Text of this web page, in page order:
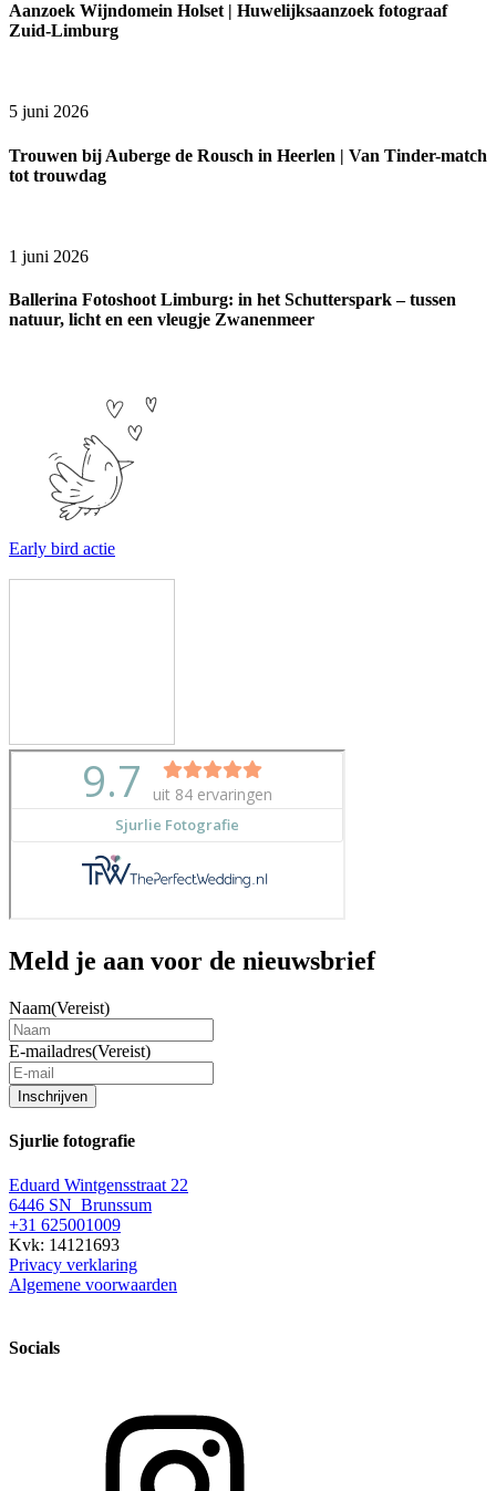
Aanzoek Wijndomein Holset | Huwelijksaanzoek fotograaf
Zuid-Limburg
5 juni 2026
Trouwen bij Auberge de Rousch in Heerlen | Van Tinder-match
tot trouwdag
1 juni 2026
Ballerina Fotoshoot Limburg: in het Schutterspark – tussen
natuur, licht en een vleugje Zwanenmeer
Early bird actie
Meld je aan voor de nieuwsbrief
Naam(Vereist)
E-mailadres(Vereist)
Inschrijven
Sjurlie fotografie
Eduard Wintgensstraat 22
6446 SN Brunssum
+31 625001009
Kvk: 14121693
Privacy verklaring
Algemene voorwaarden
Socials